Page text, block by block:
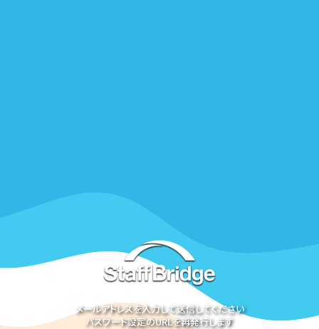
メールアドレスを入力して送信してください
パスワード設定のURLを再発行します